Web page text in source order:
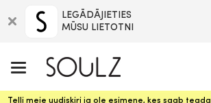
LEGĀDĀJIETIES
MŪSU LIETOTNI
Telli meie uudiskiri ja ole esimene, kes saab